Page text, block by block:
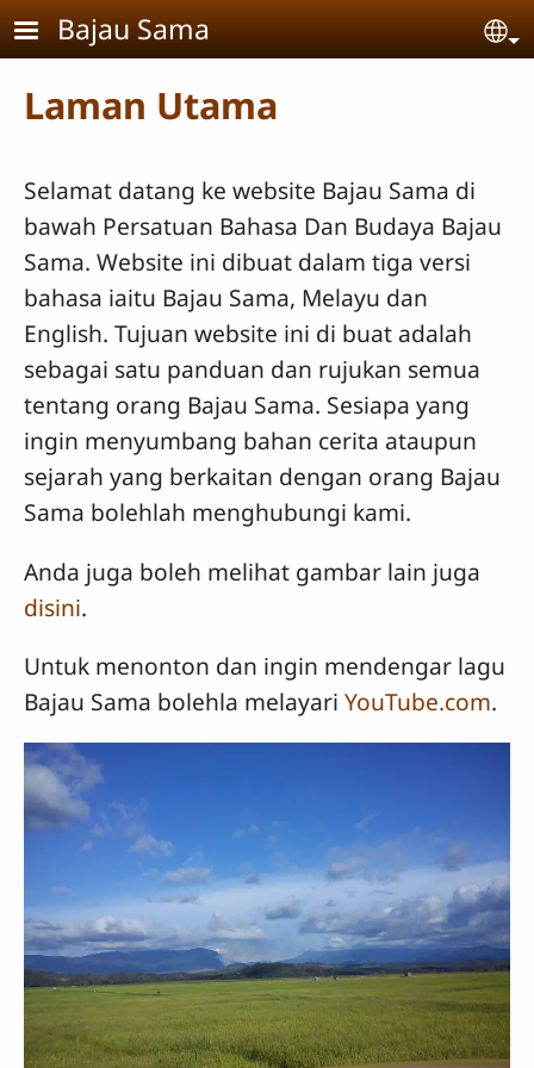
Skip to main content
Bajau Sama
Laman Utama
Selamat datang ke website Bajau Sama di
bawah Persatuan Bahasa Dan Budaya Bajau
Sama. Website ini dibuat dalam tiga versi
bahasa iaitu Bajau Sama, Melayu dan
English. Tujuan website ini di buat adalah
sebagai satu panduan dan rujukan semua
tentang orang Bajau Sama. Sesiapa yang
ingin menyumbang bahan cerita ataupun
sejarah yang berkaitan dengan orang Bajau
Sama bolehlah menghubungi kami.
Anda juga boleh melihat gambar lain juga
disini.
Untuk menonton dan ingin mendengar lagu
Bajau Sama bolehla melayari YouTube.com.